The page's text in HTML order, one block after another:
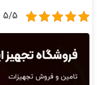
5/5 - (1 امتیاز)